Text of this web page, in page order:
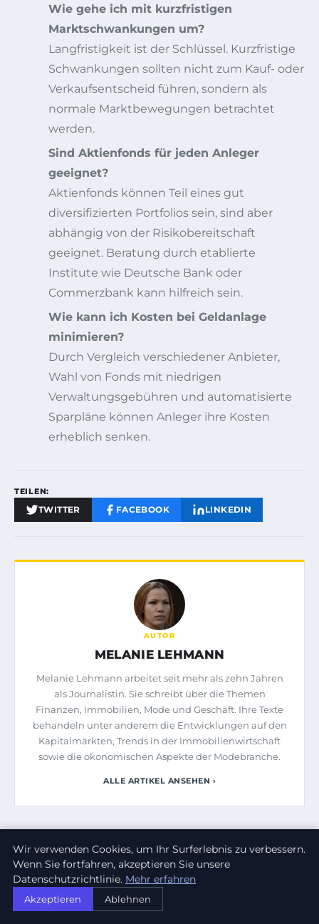
Wie gehe ich mit kurzfristigen
Marktschwankungen um?
Langfristigkeit ist der Schlüssel. Kurzfristige
Schwankungen sollten nicht zum Kauf- oder
Verkaufsentscheid führen, sondern als
normale Marktbewegungen betrachtet
werden.
Sind Aktienfonds für jeden Anleger
geeignet?
Aktienfonds können Teil eines gut
diversifizierten Portfolios sein, sind aber
abhängig von der Risikobereitschaft
geeignet. Beratung durch etablierte
Institute wie Deutsche Bank oder
Commerzbank kann hilfreich sein.
Wie kann ich Kosten bei Geldanlage
minimieren?
Durch Vergleich verschiedener Anbieter,
Wahl von Fonds mit niedrigen
Verwaltungsgebühren und automatisierte
Sparpläne können Anleger ihre Kosten
erheblich senken.
TEILEN:
TWITTER FACEBOOK LINKEDIN
AUTOR
MELANIE LEHMANN
Melanie Lehmann arbeitet seit mehr als zehn Jahren
als Journalistin. Sie schreibt über die Themen
Finanzen, Immobilien, Mode und Geschäft. Ihre Texte
behandeln unter anderem die Entwicklungen auf den
Kapitalmärkten, Trends in der Immobilienwirtschaft
sowie die ökonomischen Aspekte der Modebranche.
ALLE ARTIKEL ANSEHEN ›
FINANZEN & IMMOBILIEN
Wir verwenden Cookies, um Ihr Surferlebnis zu verbessern.
Wenn Sie fortfahren, akzeptieren Sie unsere
Datenschutzrichtlinie. Mehr erfahren
Akzeptieren Ablehnen